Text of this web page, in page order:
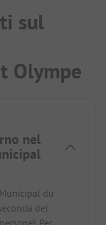
sul
Olympe
nel
du
del